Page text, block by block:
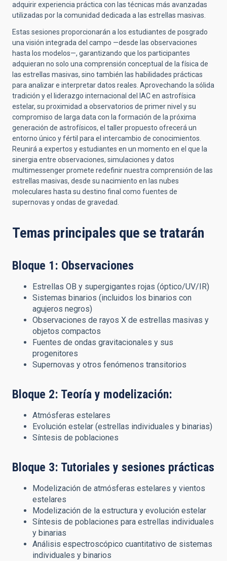
adquirir experiencia práctica con las técnicas más avanzadas
utilizadas por la comunidad dedicada a las estrellas masivas.
Estas sesiones proporcionarán a los estudiantes de posgrado
una visión integrada del campo —desde las observaciones
hasta los modelos—, garantizando que los participantes
adquieran no solo una comprensión conceptual de la física de
las estrellas masivas, sino también las habilidades prácticas
para analizar e interpretar datos reales. Aprovechando la sólida
tradición y el liderazgo internacional del IAC en astrofísica
estelar, su proximidad a observatorios de primer nivel y su
compromiso de larga data con la formación de la próxima
generación de astrofísicos, el taller propuesto ofrecerá un
entorno único y fértil para el intercambio de conocimientos.
Reunirá a expertos y estudiantes en un momento en el que la
sinergia entre observaciones, simulaciones y datos
multimessenger promete redefinir nuestra comprensión de las
estrellas masivas, desde su nacimiento en las nubes
moleculares hasta su destino final como fuentes de
supernovas y ondas de gravedad.
Temas principales que se tratarán
Bloque 1: Observaciones
Estrellas OB y supergigantes rojas (óptico/UV/IR)
Sistemas binarios (incluidos los binarios con
agujeros negros)
Observaciones de rayos X de estrellas masivas y
objetos compactos
Fuentes de ondas gravitacionales y sus
progenitores
Supernovas y otros fenómenos transitorios
Bloque 2: Teoría y modelización:
Atmósferas estelares
Evolución estelar (estrellas individuales y binarias)
Síntesis de poblaciones
Bloque 3: Tutoriales y sesiones prácticas
Modelización de atmósferas estelares y vientos
estelares
Modelización de la estructura y evolución estelar
Síntesis de poblaciones para estrellas individuales
y binarias
Análisis espectroscópico cuantitativo de sistemas
individuales y binarios